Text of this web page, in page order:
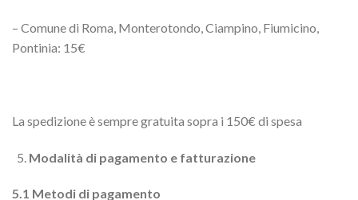
– Comune di Roma, Monterotondo, Ciampino, Fiumicino,
Pontinia: 15€
La spedizione è sempre gratuita sopra i 150€ di spesa
Modalità di pagamento e fatturazione
5.1 Metodi di pagamento